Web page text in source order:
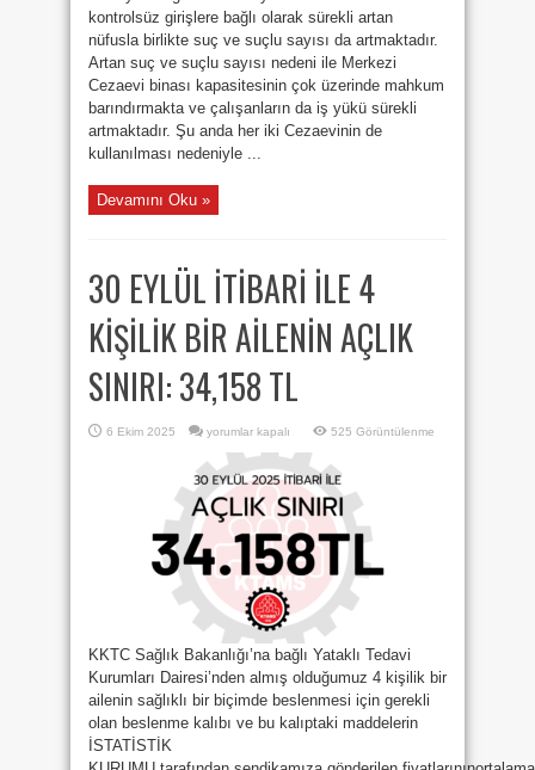
kontrolsüz girişlere bağlı olarak sürekli artan
nüfusla birlikte suç ve suçlu sayısı da artmaktadır.
Artan suç ve suçlu sayısı nedeni ile Merkezi
Cezaevi binası kapasitesinin çok üzerinde mahkum
barındırmakta ve çalışanların da iş yükü sürekli
artmaktadır. Şu anda her iki Cezaevinin de
kullanılması nedeniyle ...
Devamını Oku »
30 EYLÜL İTİBARİ İLE 4
KİŞİLİK BİR AİLENİN AÇLIK
SINIRI: 34,158 TL
6 Ekim 2025
30 EYLÜL
4
KİŞİLİK
BİR
AİLENİN
AÇLIK
SINIRI:
34,158 TL
için
yorumlar kapalı 525 Görüntülenme
KKTC Sağlık Bakanlığı’na bağlı Yataklı Tedavi
Kurumları Dairesi’nden almış olduğumuz 4 kişilik bir
ailenin sağlıklı bir biçimde beslenmesi için gerekli
olan beslenme kalıbı ve bu kalıptaki maddelerin
İSTATİSTİK